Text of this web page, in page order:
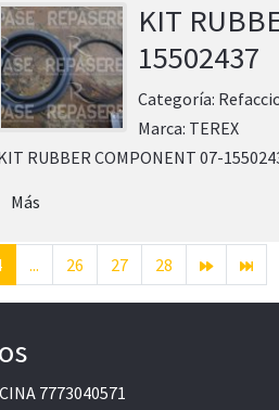
KIT
15502437
Categoría:
Marca: TEREX
RUBBER COMPONENT 07-
Más
... 26 27 28
7773040571